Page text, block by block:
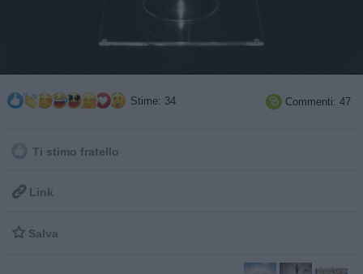
Stime: 34  Commenti: 47
Ti stimo fratello
 Link
 Salva